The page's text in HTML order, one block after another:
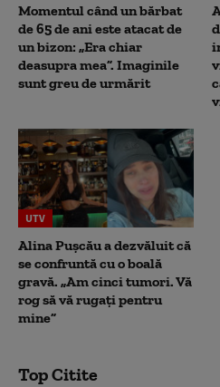
Momentul când un bărbat
de 65 de ani este atacat de
un bizon: „Era chiar
deasupra mea”. Imaginile
sunt greu de urmărit
UTV
Alina Pușcău a dezvăluit că
se confruntă cu o boală
gravă. „Am cinci tumori. Vă
rog să vă rugați pentru
mine”
Top Citite